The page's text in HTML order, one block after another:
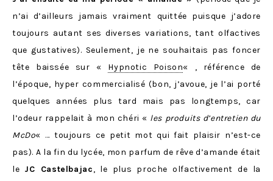
n’ai d’ailleurs jamais vraiment quittée puisque j’adore
toujours autant ses diverses variations, tant olfactives
que gustatives). Seulement, je ne souhaitais pas foncer
tête baissée sur « Hypnotic Poison« , référence de
l’époque, hyper commercialisé (bon, j’avoue, je l’ai porté
quelques années plus tard mais pas longtemps, car
l’odeur rappelait à mon chéri « les produits d’entretien du
McDo« … toujours ce petit mot qui fait plaisir n’est-ce
pas). A la fin du lycée, mon parfum de rêve d’amande était
le JC Castelbajac, le plus proche olfactivement de la